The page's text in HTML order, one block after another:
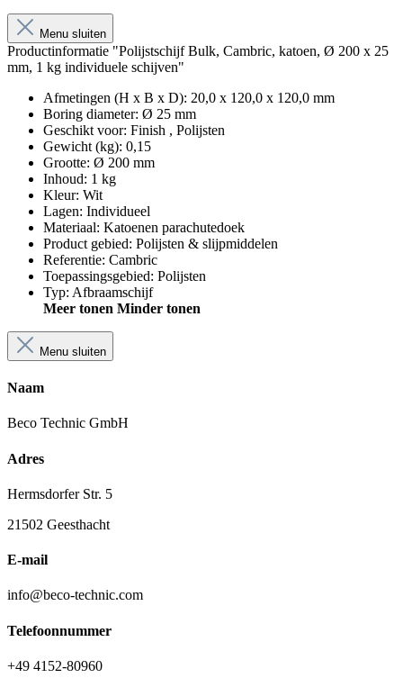
Menu sluiten
Productinformatie "Polijstschijf Bulk, Cambric, katoen, Ø 200 x 25
mm, 1 kg individuele schijven"
Afmetingen (H x B x D): 20,0 x 120,0 x 120,0 mm
Boring diameter: Ø 25 mm
Geschikt voor: Finish , Polijsten
Gewicht (kg): 0,15
Grootte: Ø 200 mm
Inhoud: 1 kg
Kleur: Wit
Lagen: Individueel
Materiaal: Katoenen parachutedoek
Product gebied: Polijsten & slijpmiddelen
Referentie: Cambric
Toepassingsgebied: Polijsten
Typ: Afbraamschijf
Meer tonen Minder tonen
Menu sluiten
Naam
Beco Technic GmbH
Adres
Hermsdorfer Str. 5
21502 Geesthacht
E-mail
info@beco-technic.com
Telefoonnummer
+49 4152-80960